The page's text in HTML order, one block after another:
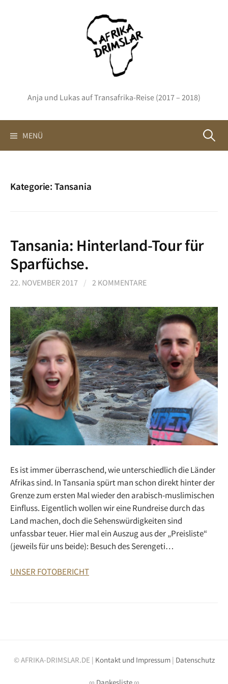
Anja und Lukas auf Transafrika-Reise (2017 – 2018)
MENÜ Suchen
Kategorie: Tansania
Tansania: Hinterland-Tour für
Sparfüchse.
22. NOVEMBER 2017 / 2 KOMMENTARE
Es ist immer überraschend, wie unterschiedlich die Länder
Afrikas sind. In Tansania spürt man schon direkt hinter der
Grenze zum ersten Mal wieder den arabisch-muslimischen
Einfluss. Eigentlich wollen wir eine Rundreise durch das
Land machen, doch die Sehenswürdigkeiten sind
unfassbar teuer. Hier mal ein Auszug aus der „Preisliste“
(jeweils für uns beide): Besuch des Serengeti…
UNSER FOTOBERICHT
© AFRIKA-DRIMSLAR.DE | Kontakt und Impressum| Datenschutz